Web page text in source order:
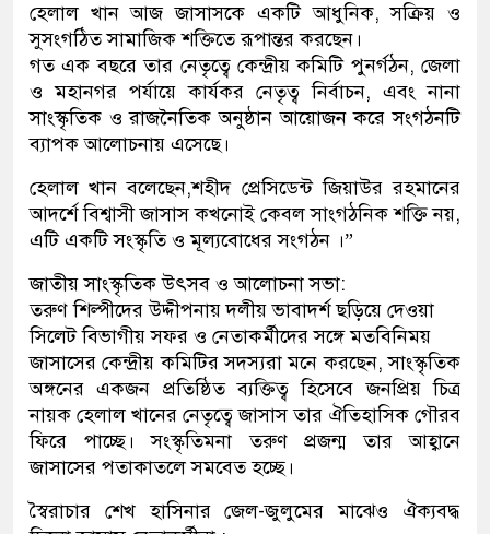
হেলাল খান আজ জাসাসকে একটি আধুনিক, সক্রিয় ও
সুসংগঠিত সামাজিক শক্তিতে রূপান্তর করছেন।
গত এক বছরে তার নেতৃত্বে কেন্দ্রীয় কমিটি পুনর্গঠন, জেলা
ও মহানগর পর্যায়ে কার্যকর নেতৃত্ব নির্বাচন, এবং নানা
সাংস্কৃতিক ও রাজনৈতিক অনুষ্ঠান আয়োজন করে সংগঠনটি
ব্যাপক আলোচনায় এসেছে।
হেলাল খান বলেছেন,শহীদ প্রেসিডেন্ট জিয়াউর রহমানের
আদর্শে বিশ্বাসী জাসাস কখনোই কেবল সাংগঠনিক শক্তি নয়,
এটি একটি সংস্কৃতি ও মূল্যবোধের সংগঠন ।”
জাতীয় সাংস্কৃতিক উৎসব ও আলোচনা সভা:
তরুণ শিল্পীদের উদ্দীপনায় দলীয় ভাবাদর্শ ছড়িয়ে দেওয়া
সিলেট বিভাগীয় সফর ও নেতাকর্মীদের সঙ্গে মতবিনিময়
জাসাসের কেন্দ্রীয় কমিটির সদস্যরা মনে করছেন, সাংস্কৃতিক
অঙ্গনের একজন প্রতিষ্ঠিত ব্যক্তিত্ব হিসেবে জনপ্রিয় চিত্র
নায়ক হেলাল খানের নেতৃত্বে জাসাস তার ঐতিহাসিক গৌরব
ফিরে পাচ্ছে। সংস্কৃতিমনা তরুণ প্রজন্ম তার আহ্বানে
জাসাসের পতাকাতলে সমবেত হচ্ছে।
স্বৈরাচার শেখ হাসিনার জেল-জুলুমের মাঝেও ঐক্যবদ্ধ